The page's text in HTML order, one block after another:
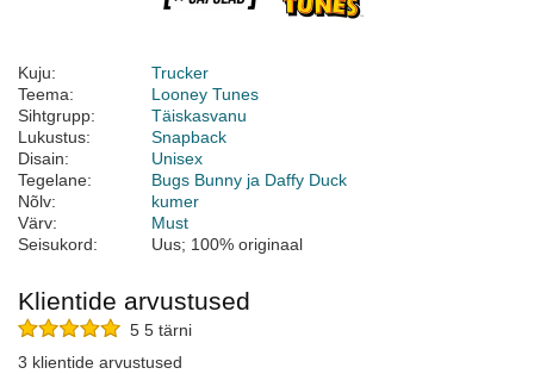
Kuju:
Trucker
Teema:
Looney Tunes
Sihtgrupp:
Täiskasvanu
Lukustus:
Snapback
Disain:
Unisex
Tegelane:
Bugs Bunny ja Daffy Duck
Nõlv:
kumer
Värv:
Must
Seisukord:
Uus; 100% originaal
Klientide arvustused
5 5 tärni
3 klientide arvustused